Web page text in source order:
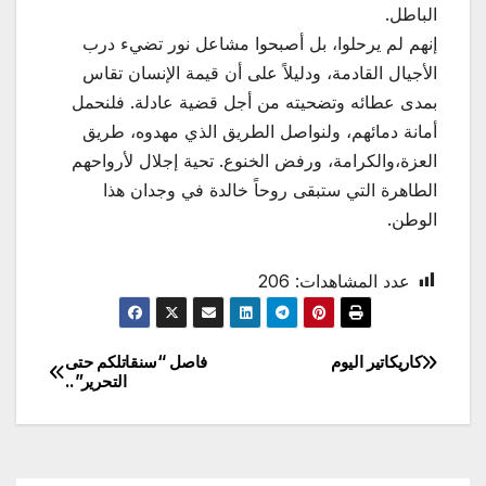
الباطل.
إنهم لم يرحلوا، بل أصبحوا مشاعل نور تضيء درب
الأجيال القادمة، ودليلاً على أن قيمة الإنسان تقاس
بمدى عطائه وتضحيته من أجل قضية عادلة. فلنحمل
أمانة دمائهم، ولنواصل الطريق الذي مهدوه، طريق
العزة،والكرامة، ورفض الخنوع. تحية إجلال لأرواحهم
الطاهرة التي ستبقى روحاً خالدة في وجدان هذا
الوطن.
عدد المشاهدات: 206
تصفّح
المقالات
فاصل “سنقاتلكم حتى
التحرير”..
كاريكاتير اليوم